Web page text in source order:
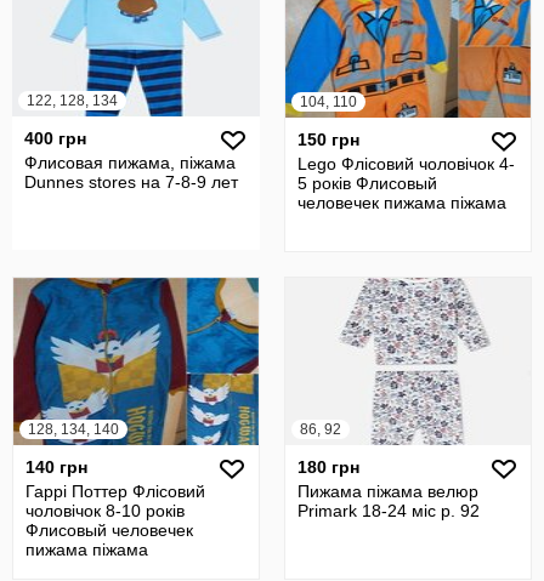
122, 128, 134
400 грн
Флисовая пижама, піжама
Dunnes stоres на 7-8-9 лет
104, 110
150 грн
Lego Флісовий чоловічок 4-
5 років Флисовый
человечек пижама піжама
128, 134, 140
140 грн
Гаррі Поттер Флісовий
чоловічок 8-10 років
Флисовый человечек
пижама піжама
86, 92
180 грн
Пижама піжама велюр
Primark 18-24 міс р. 92